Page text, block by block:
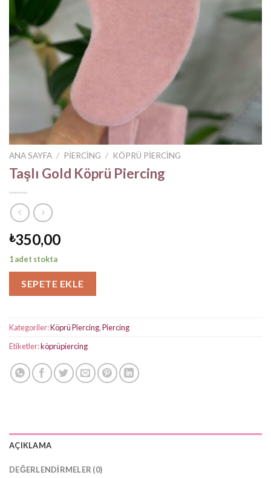
ANA SAYFA / PIERCING / KÖPRÜ PIERCING
Taşlı Gold Köprü Piercing
₺350,00
1 adet stokta
SEPETE EKLE
Kategoriler:Köprü Piercing,Piercing
Etiketler:köprüpiercing
AÇIKLAMA
DEĞERLENDIRMELER (0)